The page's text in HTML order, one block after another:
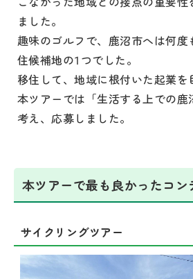
ました。
趣味のゴルフで、鹿沼市へは何
住候補地の1つでした。
移住して、地域に根付いた起業を
本ツアーでは「生活する上での鹿
考え、応募しました。
本ツアーで最も良かったコン
サイクリングツアー